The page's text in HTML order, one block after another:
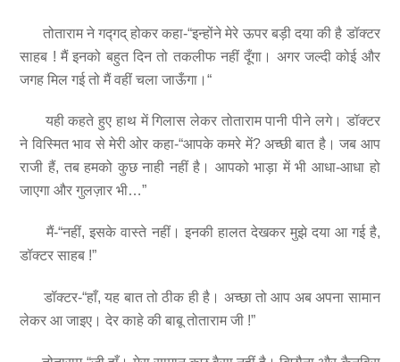
तोताराम ने गद्गद् होकर कहा-“इन्होंने मेरे ऊपर बड़ी दया की है डॉक्टर
साहब ! मैं इनको बहुत दिन तो तकलीफ नहीं दूँगा। अगर जल्दी कोई और
जगह मिल गई तो मैं वहीं चला जाऊँगा।“
यही कहते हुए हाथ में गिलास लेकर तोताराम पानी पीने लगे। डॉक्टर
ने विस्मित भाव से मेरी ओर कहा-“आपके कमरे में? अच्छी बात है। जब आप
राजी हैं, तब हमको कुछ नाही नहीं है। आपको भाड़ा में भी आधा-आधा हो
जाएगा और गुलज़ार भी…”
मैं-“नहीं, इसके वास्ते नहीं। इनकी हालत देखकर मुझे दया आ गई है,
डॉक्टर साहब !”
डॉक्टर-“हाँ, यह बात तो ठीक ही है। अच्छा तो आप अब अपना सामान
लेकर आ जाइए। देर काहे की बाबू तोताराम जी !”